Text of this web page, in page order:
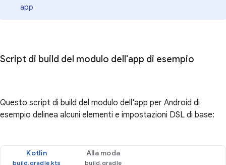
app
Script di build del modulo dell'app di esempio
Questo script di build del modulo dell'app per Android di
esempio delinea alcuni elementi e impostazioni DSL di base:
Kotlin Alla moda